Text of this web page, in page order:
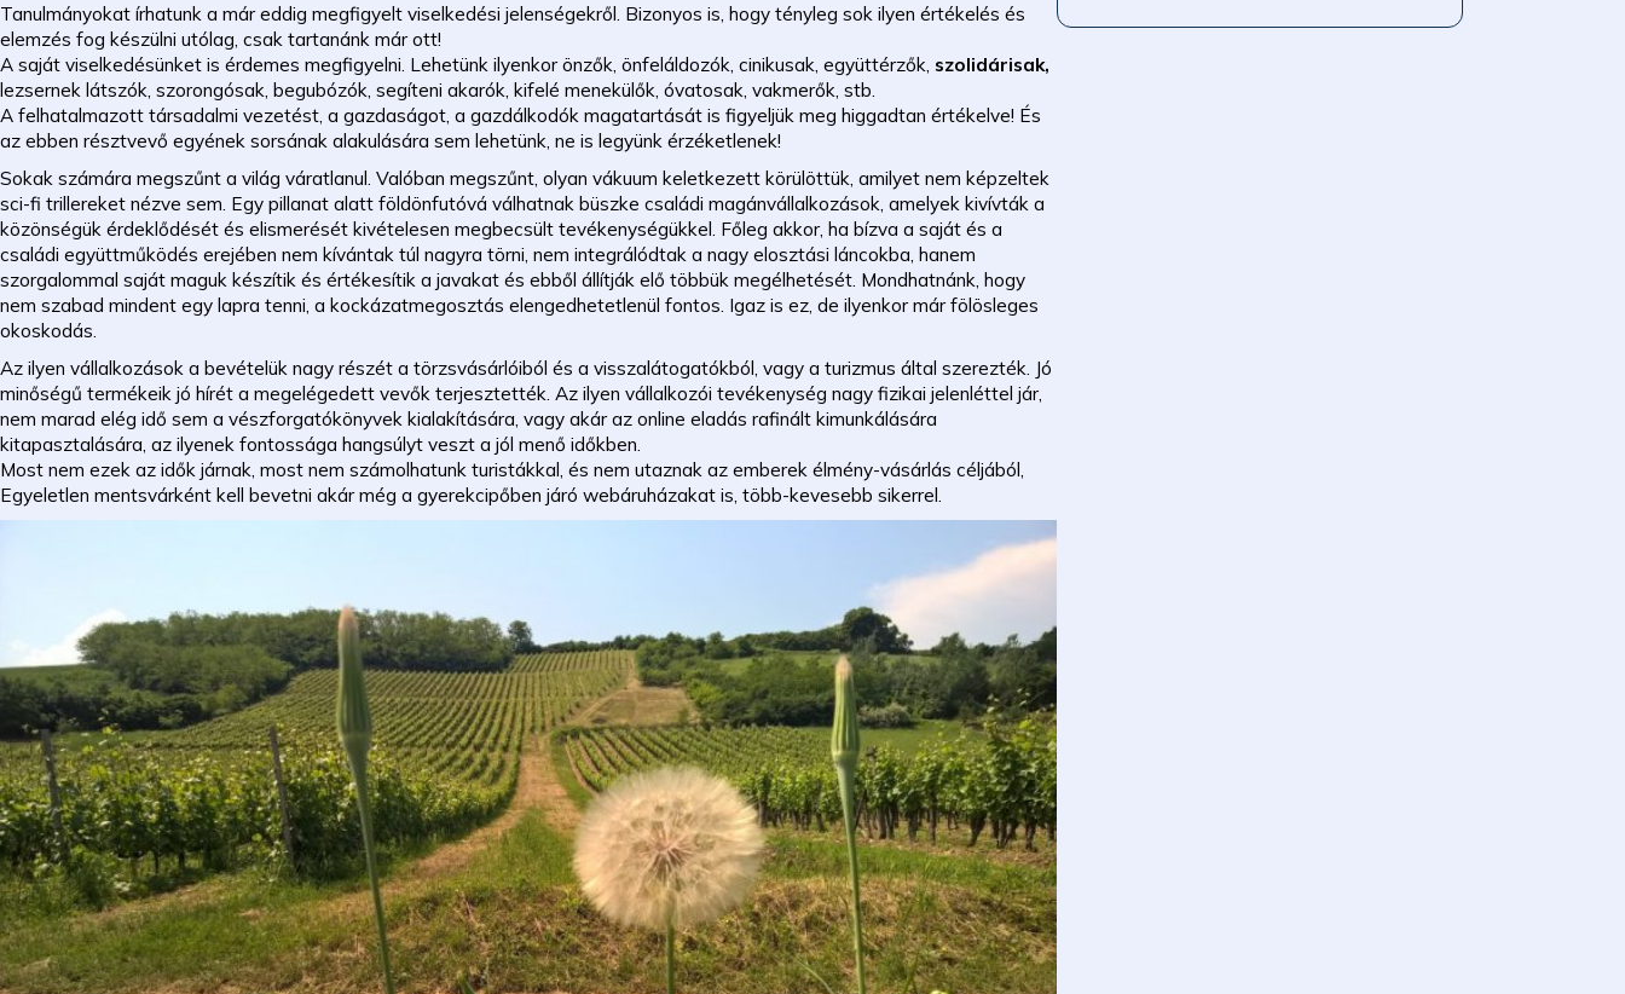
Tanulmányokat írhatunk a már eddig megfigyelt viselkedési jelenségekről. Bizonyos is, hogy tényleg sok ilyen értékelés és
elemzés fog készülni utólag, csak tartanánk már ott!
A saját viselkedésünket is érdemes megfigyelni. Lehetünk ilyenkor önzők, önfeláldozók, cinikusak, együttérzők, szolidárisak,
lezsernek látszók, szorongósak, begubózók, segíteni akarók, kifelé menekülők, óvatosak, vakmerők, stb.
A felhatalmazott társadalmi vezetést, a gazdaságot, a gazdálkodók magatartását is figyeljük meg higgadtan értékelve! És
az ebben résztvevő egyének sorsának alakulására sem lehetünk, ne is legyünk érzéketlenek!
Sokak számára megszűnt a világ váratlanul. Valóban megszűnt, olyan vákuum keletkezett körülöttük, amilyet nem képzeltek
sci-fi trillereket nézve sem. Egy pillanat alatt földönfutóvá válhatnak büszke családi magánvállalkozások, amelyek kivívták a
közönségük érdeklődését és elismerését kivételesen megbecsült tevékenységükkel. Főleg akkor, ha bízva a saját és a
családi együttműködés erejében nem kívántak túl nagyra törni, nem integrálódtak a nagy elosztási láncokba, hanem
szorgalommal saját maguk készítik és értékesítik a javakat és ebből állítják elő többük megélhetését. Mondhatnánk, hogy
nem szabad mindent egy lapra tenni, a kockázatmegosztás elengedhetetlenül fontos. Igaz is ez, de ilyenkor már fölösleges
okoskodás.
Az ilyen vállalkozások a bevételük nagy részét a törzsvásárlóiból és a visszalátogatókból, vagy a turizmus által szerezték. Jó
minőségű termékeik jó hírét a megelégedett vevők terjesztették. Az ilyen vállalkozói tevékenység nagy fizikai jelenléttel jár,
nem marad elég idő sem a vészforgatókönyvek kialakítására, vagy akár az online eladás rafinált kimunkálására
kitapasztalására, az ilyenek fontossága hangsúlyt veszt a jól menő időkben.
Most nem ezek az idők járnak, most nem számolhatunk turistákkal, és nem utaznak az emberek élmény-vásárlás céljából,
Egyeletlen mentsvárként kell bevetni akár még a gyerekcipőben járó webáruházakat is, több-kevesebb sikerrel.